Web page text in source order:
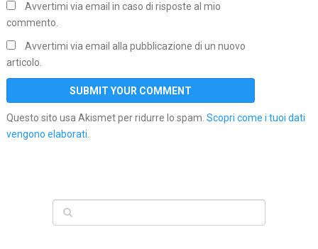
Avvertimi via email in caso di risposte al mio
commento.
Avvertimi via email alla pubblicazione di un nuovo
articolo.
Questo sito usa Akismet per ridurre lo spam. Scopri come i tuoi dati
vengono elaborati.